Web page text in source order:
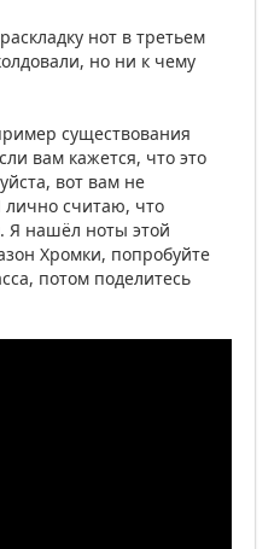
нот в третьем
но ни к чему
существования
вам кажется, что это
вот вам не
считаю, что
Я нашёл ноты этой
Хромки, попробуйте
потом поделитесь